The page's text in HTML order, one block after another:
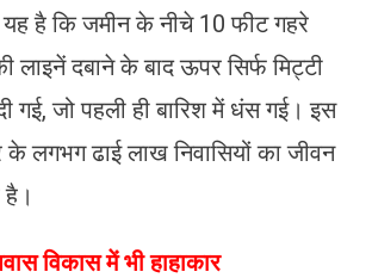
है कि जमीन के नीचे 10 फीट गहरे
लाइनें दबाने के बाद ऊपर सिर्फ मिट्टी
गई, जो पहली ही बारिश में धंस गई। इस
के लगभग ढाई लाख निवासियों का जीवन
है।
विकास में भी हाहाकार